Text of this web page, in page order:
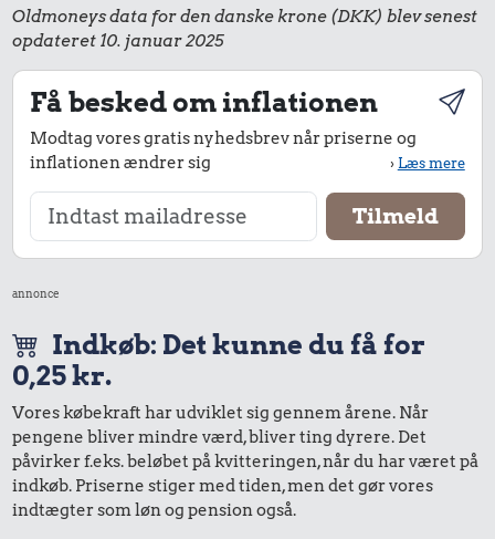
Oldmoneys data for den danske krone (DKK) blev senest
opdateret 10. januar 2025
Få besked om inflationen
Modtag vores gratis nyhedsbrev når priserne og
inflationen ændrer sig
›Læs mere
annonce
Indkøb: Det kunne du få for
0,25 kr.
Vores købekraft har udviklet sig gennem årene. Når
pengene bliver mindre værd, bliver ting dyrere. Det
påvirker f.eks. beløbet på kvitteringen, når du har været på
indkøb. Priserne stiger med tiden, men det gør vores
indtægter som løn og pension også.